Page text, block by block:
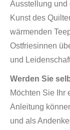
Ausstellung und
Kunst des
wärmenden
Ostfriesinnen
und
Werden Sie
Möchten Sie Ihr
Anleitung
und als